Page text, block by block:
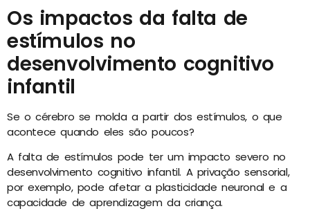
Os impactos da falta de
estímulos no
desenvolvimento cognitivo
infantil
Se o cérebro se molda a partir dos estímulos, o que
acontece quando eles são poucos?
A falta de estímulos pode ter um impacto severo no
desenvolvimento cognitivo infantil. A privação sensorial,
por exemplo, pode afetar a plasticidade neuronal e a
capacidade de aprendizagem da criança.